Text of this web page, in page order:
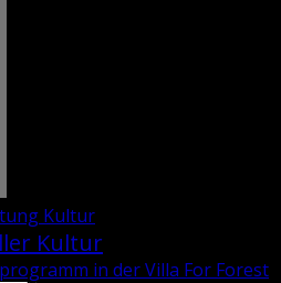
Kultur
Kultur
in der Villa For Forest